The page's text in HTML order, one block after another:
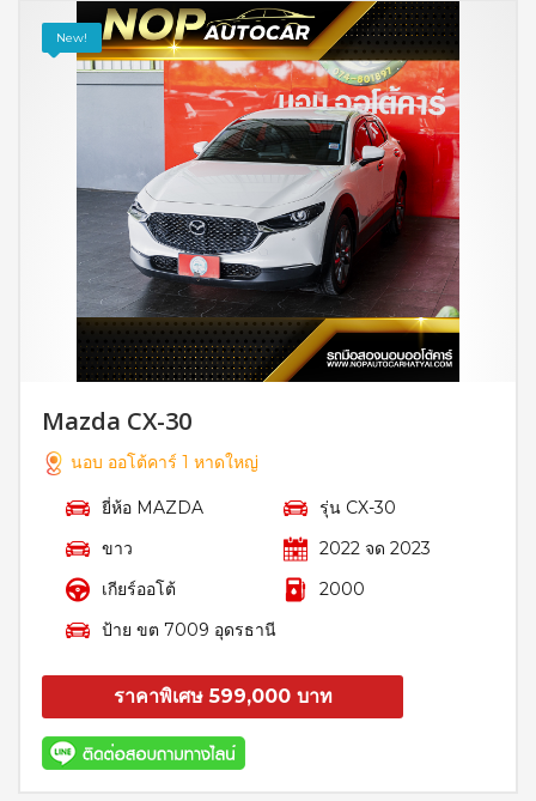
New!
Mazda CX-30
นอบ ออโต้คาร์ 1 หาดใหญ่
ยี่ห้อ MAZDA
รุ่น CX-30
ขาว
2022 จด 2023
เกียร์ออโต้
2000
ป้าย ขต 7009 อุดรธานี
ราคาพิเศษ 599,000 บาท